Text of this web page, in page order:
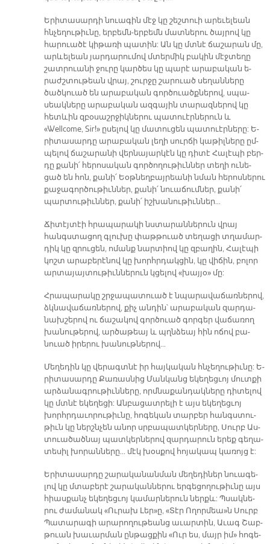
Ե­րի­տա­սար­դի նուա­գին մէջ կը շեշ­տուի ար­եւե­լեան
հնչե­ղու­թիւ­նը, եր­բեմն-եր­բեմն մատ­նե­րու ծայ­րով կը
հա­րուա­ծէ կի­թա­ռի պա­տին: Ան կը մտնէ ճա­շա­րան մը,
ար­ևե­լեան յար­դա­րու­մով մտեր­միկ բա­կին մէջ­տե­ղը
շատ­րուա­նի ջու­րը կար­ծես կը պա­րէ ա­րա­բա­կան ե­
րաժշ­տու­թեան վրայ, շուր­ջը շա­րուած սե­ղան­նե­րը
ծած­կուած են ա­րա­բա­կան գոր­ծուածք­նե­րով, սպա­
սեակ­նե­րը ա­րա­բա­կան ազ­գա­յին տա­րազ­նե­րով կը
հետ­ևին զբօ­սաշր­ջիկ­նե­րու պա­տուէր­նե­րուն և
«Wellcome, Sir!» ը­սե­լով կը մա­տու­ցեն պա­տուէր­նե­րը: Ե­
րի­տա­սար­դը ա­րա­բա­կան լե­ղի սուր­ճի կա­թիլ­նե­րը ըմ­
պե­լով ճա­շա­րա­նի վեր­նա­յար­կէն կը դի­տէ Հա­լէ­պի բեր­
դը քա­նի՛ հե­րո­սա­կան գոր­ծո­ղու­թիւն­ներ տե­ղի ու­նե­
ցած են հոն, քա­նի՛ Եօթ­նեղ­բայ­րեա­նի նման հե­րոս­նե­րու
քա­ջա­գոր­ծու­թիւն­ներ, քա­նի՛ նուա­ճում­ներ, քա­նի՛
պար­տու­թիւն­ներ, քա­նի՛ իշ­խա­նու­թիւն­ներ...
Ճի­տէյ­տէի հրա­պա­րա­կի նստա­րան­նե­րուն վրայ
հանգս­տա­ցող գլու­խը փաթ­թուած տե­ղա­ցի տղա­մար­
դիկ կը զրու­ցեն, ո­մանք նար­տիով կը զբա­ղին, Հա­լէ­պի
կոշտ ա­րա­բե­րէ­նով կը խորհր­դակ­ցին, կը վի­ճին, բո­լոր
ար­տա­յայ­տու­թիւն­նե­րուն կցե­լով «խայ­յօ» մը:
Հրա­պա­րա­կը շրջա­պա­տուած է նպա­րա­վա­ճառ­նե­րով,
ձկնա­վա­ճառ­նե­րով, քիչ ան­դին՝ ա­րա­բա­կան զար­դա­
նախ­շե­րով ու ճա­շա­կով գոր­ծուած գոր­գեր վա­ճա­ռող
խա­նու­թե­րով, ար­ծա­թեայ և պղն­ձեայ հին ո­ճով բա­
նուած ի­րե­րու խա­նութ­նե­րով...
Մե­ղե­դին կը վե­րագտ­նէ իր հայ­կա­կան հնչե­ղու­թիւ­նը: Ե­
րի­տա­սար­դը Քա­ռաս­նից Ման­կանց ե­կե­ղեց­ւոյ մուտ­քի
ար­ձա­նագ­րու­թիւն­նե­րը, որմ­նա­քան­դակ­նե­րը դի­տե­լով
կը մտնէ ե­կե­ղե­ցի: Ան­բա­ցատ­րե­լի է այս ե­կե­ղեց­ւոյ
խորհր­դա­ւո­րու­թիւ­նը, հո­գե­կան տար­բեր հանգս­տու­
թիւն կը ներշն­չեն ա­նոր սրբա­պատ­կեր­նե­րը, Սուրբ Աս­
տուա­ծած­նայ պատ­կեր­նե­րով զար­դա­րուն ե­րեք գե­ղա­
տե­սիլ խո­րան­նե­րը... մէկ խօս­քով հո­յա­կապ կա­ռոյց է:
Ե­րի­տա­սար­դը շա­րա­կա­նան­ման մե­ղե­դի­ներ նուա­գե­
լով կը մտա­բե­րէ շա­րա­կան­նե­րու եր­գե­ցո­ղու­թիւ­նը այս
հիաս­քանչ ե­կե­ղեց­ւոյ կա­մար­նե­րուն ներքև: Պսակ­նե­
րու ժա­մա­նակ «Ու­րախ Լեր»ը, «Տէր Ո­ղոր­մեա»ն Սուրբ
Պա­տա­րա­գի ա­րա­րո­ղու­թեանց ա­ւար­տին, Ա­ւագ Շաբ­
թուան խա­ւար­ման ըն­թաց­քին «Ուր ես, մայր իմ» հո­գե­